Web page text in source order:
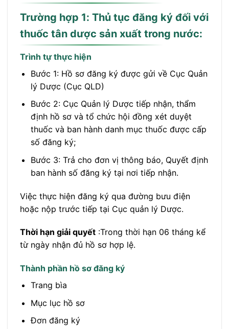
Trường hợp 1: Thủ tục đăng ký đối với
thuốc tân dược sản xuất trong nước:
Trình tự thực hiện
Bước 1: Hồ sơ đăng ký được gửi về Cục Quản
lý Dược (Cục QLD)
Bước 2: Cục Quản lý Dược tiếp nhận, thẩm
định hồ sơ và tổ chức hội đồng xét duyệt
thuốc và ban hành danh mục thuốc được cấp
số đăng ký;
Bước 3: Trả cho đơn vị thông báo, Quyết định
ban hành số đăng ký tại nơi tiếp nhận.
Việc thực hiện đăng ký qua đường bưu điện
hoặc nộp trước tiếp tại Cục quản lý Dược.
Thời hạn giải quyết :Trong thời hạn 06 tháng kể
từ ngày nhận đủ hồ sơ hợp lệ.
Thành phần hồ sơ đăng ký
Trang bìa
Mục lục hồ sơ
Đơn đăng ký